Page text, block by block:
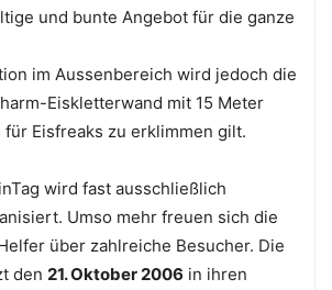
und bunte Angebot für die ganze
im Aussenbereich wird jedoch die
Eiskletterwand mit 15 Meter
für Eisfreaks zu erklimmen gilt.
wird fast ausschließlich
Umso mehr freuen sich die
über zahlreiche Besucher. Die
den 21. Oktober 2006 in ihren